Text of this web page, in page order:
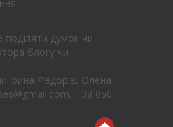
поділяти думок чи
блогу чи
Ірина Федорів, Олена
+38 050